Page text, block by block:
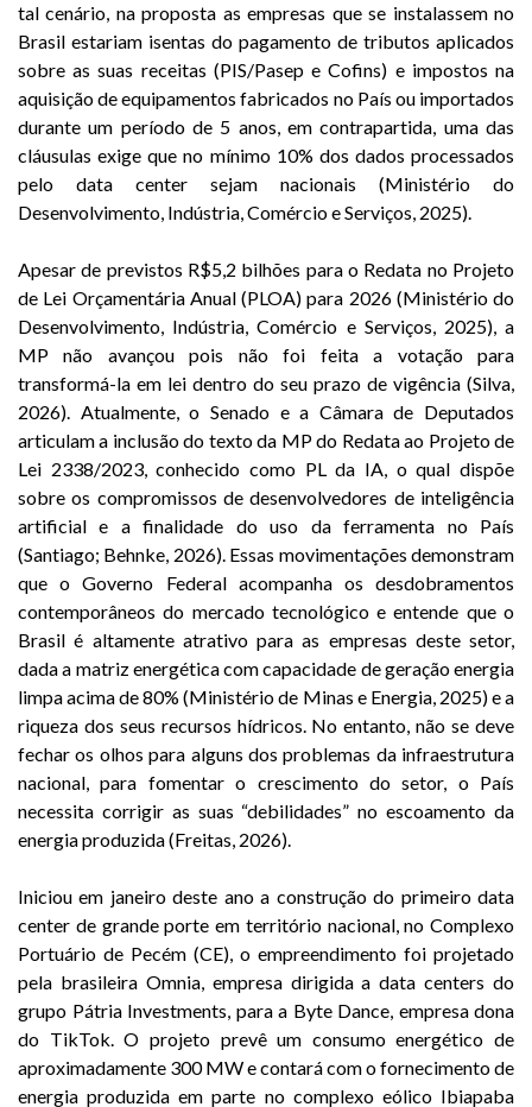
tal cenário, na proposta as empresas que se instalassem no
Brasil estariam isentas do pagamento de tributos aplicados
sobre as suas receitas (PIS/Pasep e Cofins) e impostos na
aquisição de equipamentos fabricados no País ou importados
durante um período de 5 anos, em contrapartida, uma das
cláusulas exige que no mínimo 10% dos dados processados
pelo data center sejam nacionais (Ministério do
Desenvolvimento, Indústria, Comércio e Serviços, 2025).
Apesar de previstos R$5,2 bilhões para o Redata no Projeto
de Lei Orçamentária Anual (PLOA) para 2026 (Ministério do
Desenvolvimento, Indústria, Comércio e Serviços, 2025), a
MP não avançou pois não foi feita a votação para
transformá-la em lei dentro do seu prazo de vigência (Silva,
2026). Atualmente, o Senado e a Câmara de Deputados
articulam a inclusão do texto da MP do Redata ao Projeto de
Lei 2338/2023, conhecido como PL da IA, o qual dispõe
sobre os compromissos de desenvolvedores de inteligência
artificial e a finalidade do uso da ferramenta no País
(Santiago; Behnke, 2026). Essas movimentações demonstram
que o Governo Federal acompanha os desdobramentos
contemporâneos do mercado tecnológico e entende que o
Brasil é altamente atrativo para as empresas deste setor,
dada a matriz energética com capacidade de geração energia
limpa acima de 80% (Ministério de Minas e Energia, 2025) e a
riqueza dos seus recursos hídricos. No entanto, não se deve
fechar os olhos para alguns dos problemas da infraestrutura
nacional, para fomentar o crescimento do setor, o País
necessita corrigir as suas “debilidades” no escoamento da
energia produzida (Freitas, 2026).
Iniciou em janeiro deste ano a construção do primeiro data
center de grande porte em território nacional, no Complexo
Portuário de Pecém (CE), o empreendimento foi projetado
pela brasileira Omnia, empresa dirigida a data centers do
grupo Pátria Investments, para a Byte Dance, empresa dona
do TikTok. O projeto prevê um consumo energético de
aproximadamente 300 MW e contará com o fornecimento de
energia produzida em parte no complexo eólico Ibiapaba